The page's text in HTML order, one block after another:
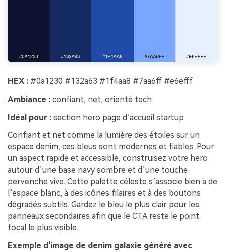
HEX : #0a1230 #132a63 #1f4aa8 #7aa6ff #e6efff
Ambiance : confiant, net, orienté tech
Idéal pour : section hero page d’accueil startup
Confiant et net comme la lumière des étoiles sur un
espace denim, ces bleus sont modernes et fiables. Pour
un aspect rapide et accessible, construisez votre hero
autour d’une base navy sombre et d’une touche
pervenche vive. Cette palette céleste s’associe bien à de
l’espace blanc, à des icônes filaires et à des boutons
dégradés subtils. Gardez le bleu le plus clair pour les
panneaux secondaires afin que le CTA reste le point
focal le plus visible.
Exemple d'image de denim galaxie généré avec